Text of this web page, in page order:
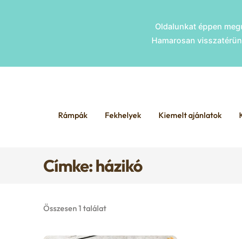
Oldalunkat éppen
Hamarosan
navigation
contentRámpák Fekhelyek Kiemelt ajánlatok
Címke: házikó
Összesen 1 találat